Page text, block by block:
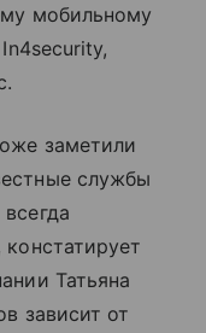
мобильному
заметили
службы
Татьяна
зависит от